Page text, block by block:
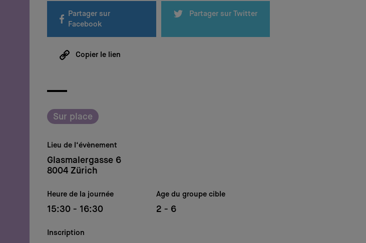
Partager sur
Facebook
Partager sur Twitter
Copier le lien
Sur place
Lieu de l‘évènement
Glasmalergasse 6
8004 Zürich
Heure de la journée
15:30 - 16:30
Age du groupe cible
2 - 6
Inscription